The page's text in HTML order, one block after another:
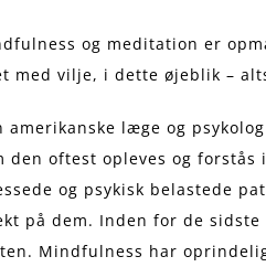
og meditation er
med vilje, i dette øjeblik –
amerikanske læge og
den oftest opleves og
og psykisk belastede
på dem. Inden for de
Mindfulness har